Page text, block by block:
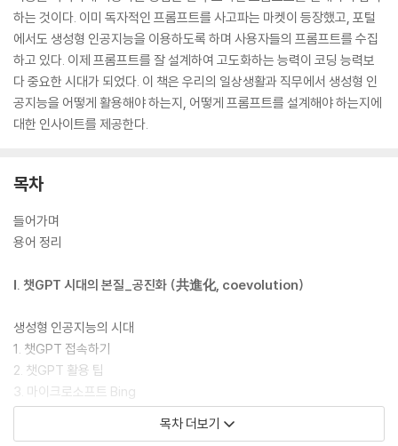
하는 것이다. 이미 독자적인 프롬프트를 사고파는 마켓이 등장했고, 포털
에서도 생성형 인공지능을 이용하도록 하며 사용자들의 프롬프트를 수집
하고 있다. 이제 프롬프트를 잘 설계하여 고도화하는 능력이 코딩 능력보
다 중요한 시대가 되었다. 이 책은 우리의 일상생활과 직무에서 생성형 인
공지능을 어떻게 활용해야 하는지, 어떻게 프롬프트를 설계해야 하는지에
대한 인사이트를 제공한다.
목차
들어가며
용어 정리
Ⅰ. 챗GPT 시대의 본질_공진화 (共進化, coevolution)
생성형 인공지능의 시대
1. 챗GPT 접속하기
2. 챗GPT 활용 팁
3. 마이크로소프트 Bing
목차 더보기